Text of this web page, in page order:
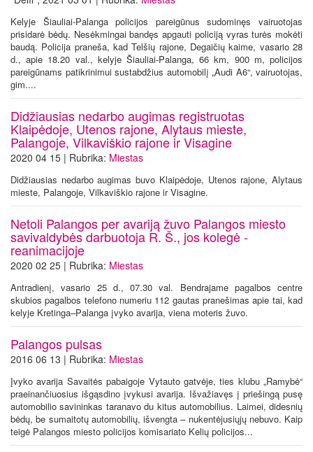
Kelyje Šiauliai-Palanga policijos pareigūnus sudominęs vairuotojas
prisidarė bėdų. Nesėkmingai bandęs apgauti policiją vyras turės mokėti
baudą. Policija praneša, kad Telšių rajone, Degaičių kaime, vasario 28
d., apie 18.20 val., kelyje Šiauliai-Palanga, 66 km, 900 m, policijos
pareigūnams patikrinimui sustabdžius automobilį „Audi A6“, vairuotojas,
gim....
Didžiausias nedarbo augimas registruotas
Klaipėdoje, Utenos rajone, Alytaus mieste,
Palangoje, Vilkaviškio rajone ir Visagine
2020 04 15 | Rubrika: Miestas
Didžiausias nedarbo augimas buvo Klaipėdoje, Utenos rajone, Alytaus
mieste, Palangoje, Vilkaviškio rajone ir Visagine.
Netoli Palangos per avariją žuvo Palangos miesto
savivaldybės darbuotoja R. Š., jos kolegė -
reanimacijoje
2020 02 25 | Rubrika: Miestas
Antradienį, vasario 25 d., 07.30 val. Bendrajame pagalbos centre
skubios pagalbos telefono numeriu 112 gautas pranešimas apie tai, kad
kelyje Kretinga–Palanga įvyko avarija, viena moteris žuvo.
Palangos pulsas
2016 06 13 | Rubrika: Miestas
Įvyko avarija Savaitės pabaigoje Vytauto gatvėje, ties klubu „Ramybė“
praeinančiuosius išgąsdino įvykusi avarija. Išvažiavęs į priešingą pusę
automobilio savininkas taranavo du kitus automobilius. Laimei, didesnių
bėdų, be sumaitotų automobilių, išvengta – nukentėjusiųjų nebuvo. Kaip
teigė Palangos miesto policijos komisariato Kelių policijos...